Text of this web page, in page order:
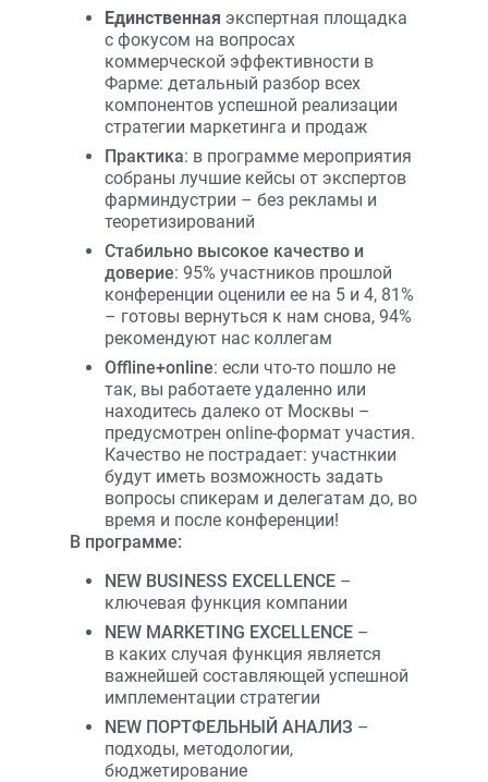
Единственная экспертная площадка
с фокусом на вопросах
коммерческой эффективности в
Фарме: детальный разбор всех
компонентов успешной реализации
стратегии маркетинга и продаж
Практика: в программе мероприятия
собраны лучшие кейсы от экспертов
фарминдустрии – без рекламы и
теоретизирований
Стабильно высокое качество и
доверие: 95% участников прошлой
конференции оценили ее на 5 и 4, 81%
– готовы вернуться к нам снова, 94%
рекомендуют нас коллегам
Offline+online: если что-то пошло не
так, вы работаете удаленно или
находитесь далеко от Москвы –
предусмотрен online-формат участия.
Качество не пострадает: участнкии
будут иметь возможность задать
вопросы спикерам и делегатам до, во
время и после конференции!
В программе:
NEW BUSINESS EXCELLENCE –
ключевая функция компании
NEW MARKETING EXCELLENCE –
в каких случая функция является
важнейшей составляющей успешной
имплементации стратегии
NEW ПОРТФЕЛЬНЫЙ АНАЛИЗ –
подходы, методологии,
бюджетирование